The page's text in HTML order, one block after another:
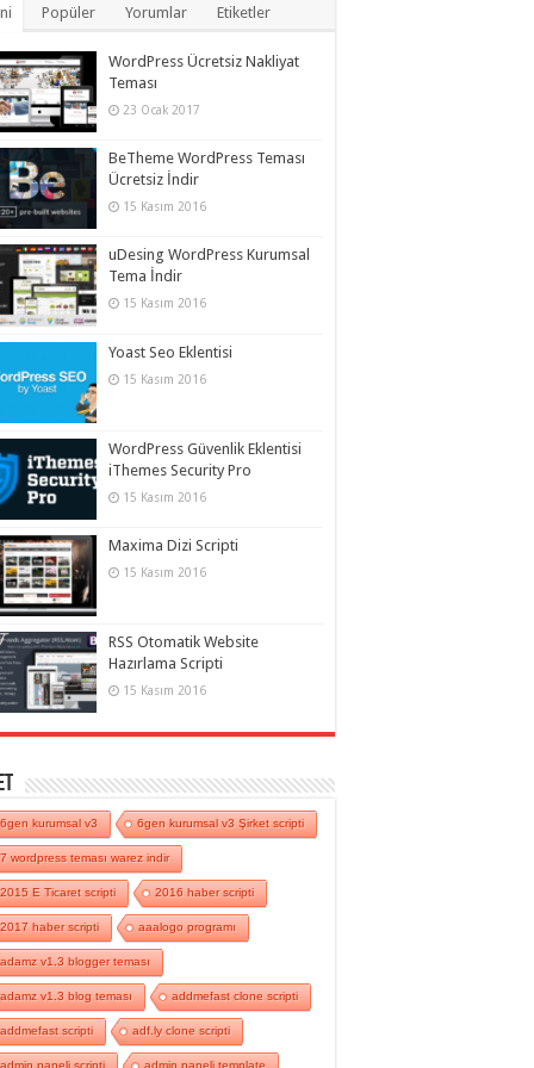
Popüler Yorumlar Etiketler
WordPress Ücretsiz Nakliyat
Teması
23 Ocak 2017
BeTheme WordPress Teması
Ücretsiz İndir
15 Kasım 2016
uDesing WordPress Kurumsal
Tema İndir
15 Kasım 2016
Yoast Seo Eklentisi
15 Kasım 2016
WordPress Güvenlik Eklentisi
iThemes Security Pro
15 Kasım 2016
Maxima Dizi Scripti
15 Kasım 2016
RSS Otomatik Website
Hazırlama Scripti
15 Kasım 2016
6gen kurumsal v3 6gen kurumsal v3 Şirket scripti
7 wordpress teması warez indir
2015 E Ticaret scripti 2016 haber scripti
2017 haber scripti aaalogo programı
adamz v1.3 blogger teması
adamz v1.3 blog teması addmefast clone scripti
addmefast scripti adf.ly clone scripti
admin paneli scripti admin paneli template